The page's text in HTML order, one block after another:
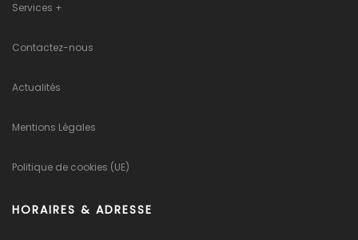
Services +
Contactez-nous
Actualités
Mentions Légales
Politique de cookies (UE)
HORAIRES & ADRESSE